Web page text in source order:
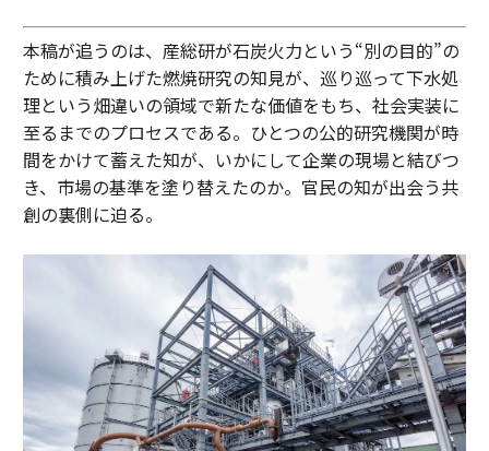
本稿が追うのは、産総研が石炭火力という“別の目的”の
ために積み上げた燃焼研究の知見が、巡り巡って下水処
理という畑違いの領域で新たな価値をもち、社会実装に
至るまでのプロセスである。ひとつの公的研究機関が時
間をかけて蓄えた知が、いかにして企業の現場と結びつ
き、市場の基準を塗り替えたのか。官民の知が出会う共
創の裏側に迫る。